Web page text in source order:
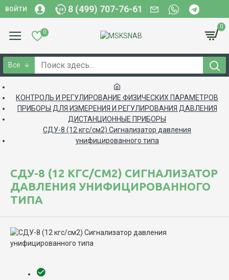
ВОЙТИ 8 (499) 707-76-61
0
0
Все
КОНТРОЛЬ И РЕГУЛИРОВАНИЕ ФИЗИЧЕСКИХ ПАРАМЕТРОВ
ПРИБОРЫ ДЛЯ ИЗМЕРЕНИЯ И РЕГУЛИРОВАНИЯ ДАВЛЕНИЯ
ДИСТАНЦИОННЫЕ ПРИБОРЫ
СДУ-8 (12 кгс/см2) Сигнализатор давления
унифицированного типа
СДУ-8 (12 КГС/СМ2) СИГНАЛИЗАТОР
ДАВЛЕНИЯ УНИФИЦИРОВАННОГО
ТИПА